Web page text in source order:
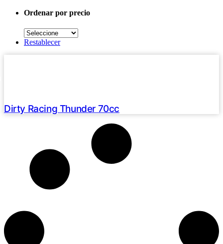
Ordenar por precio
Seleccione
Restablecer
Dirty Racing Thunder 70cc